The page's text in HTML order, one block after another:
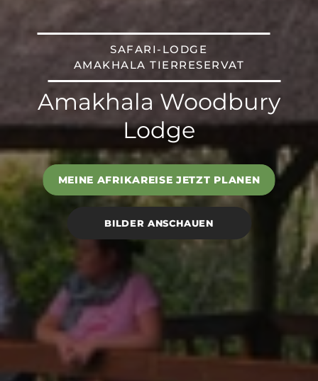
SAFARI-LODGE
AMAKHALA TIERRESERVAT
Amakhala Woodbury
Lodge
MEINE AFRIKAREISE JETZT PLANEN
BILDER ANSCHAUEN